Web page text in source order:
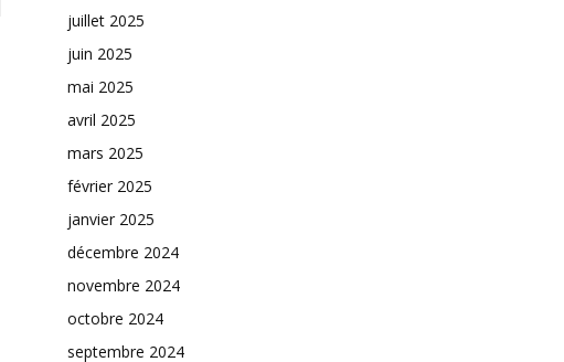
juillet 2025
juin 2025
mai 2025
avril 2025
mars 2025
février 2025
janvier 2025
décembre 2024
novembre 2024
octobre 2024
septembre 2024